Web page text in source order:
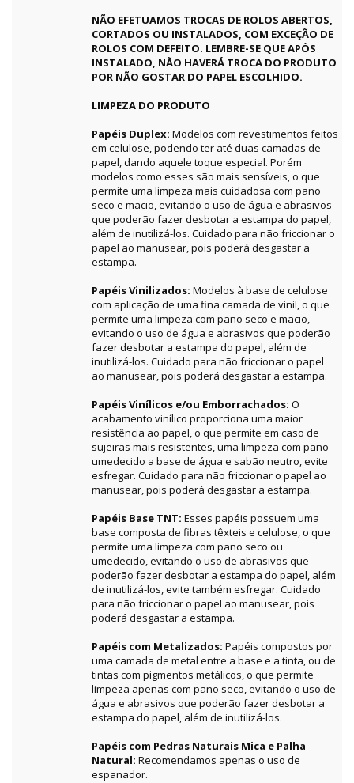
NÃO EFETUAMOS TROCAS DE ROLOS ABERTOS,
CORTADOS OU INSTALADOS, COM EXCEÇÃO DE
ROLOS COM DEFEITO. LEMBRE-SE QUE APÓS
INSTALADO, NÃO HAVERÁ TROCA DO PRODUTO
POR NÃO GOSTAR DO PAPEL ESCOLHIDO.
LIMPEZA DO PRODUTO
Papéis Duplex: Modelos com revestimentos feitos
em celulose, podendo ter até duas camadas de
papel, dando aquele toque especial. Porém
modelos como esses são mais sensíveis, o que
permite uma limpeza mais cuidadosa com pano
seco e macio, evitando o uso de água e abrasivos
que poderão fazer desbotar a estampa do papel,
além de inutilizá-los. Cuidado para não friccionar o
papel ao manusear, pois poderá desgastar a
estampa.
Papéis Vinilizados: Modelos à base de celulose
com aplicação de uma fina camada de vinil, o que
permite uma limpeza com pano seco e macio,
evitando o uso de água e abrasivos que poderão
fazer desbotar a estampa do papel, além de
inutilizá-los. Cuidado para não friccionar o papel
ao manusear, pois poderá desgastar a estampa.
Papéis Vinílicos e/ou Emborrachados: O
acabamento vinílico proporciona uma maior
resistência ao papel, o que permite em caso de
sujeiras mais resistentes, uma limpeza com pano
umedecido a base de água e sabão neutro, evite
esfregar. Cuidado para não friccionar o papel ao
manusear, pois poderá desgastar a estampa.
Papéis Base TNT: Esses papéis possuem uma
base composta de fibras têxteis e celulose, o que
permite uma limpeza com pano seco ou
umedecido, evitando o uso de abrasivos que
poderão fazer desbotar a estampa do papel, além
de inutilizá-los, evite também esfregar. Cuidado
para não friccionar o papel ao manusear, pois
poderá desgastar a estampa.
Papéis com Metalizados: Papéis compostos por
uma camada de metal entre a base e a tinta, ou de
tintas com pigmentos metálicos, o que permite
limpeza apenas com pano seco, evitando o uso de
água e abrasivos que poderão fazer desbotar a
estampa do papel, além de inutilizá-los.
Papéis com Pedras Naturais Mica e Palha
Natural: Recomendamos apenas o uso de
espanador.